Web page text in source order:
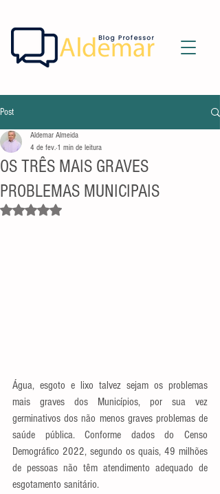
Post
OS TRÊS MAIS GRAVES
PROBLEMAS MUNICIPAIS
Aldemar Almeida
4 de fev. 1 min de leitura
Avaliado com NaN de 5 estrelas.
Água, esgoto e lixo talvez sejam os problemas
mais graves dos Municípios, por sua vez
germinativos dos não menos graves problemas de
saúde pública. Conforme dados do Censo
Demográfico 2022, segundo os quais, 49 milhões
de pessoas não têm atendimento adequado de
esgotamento sanitário.